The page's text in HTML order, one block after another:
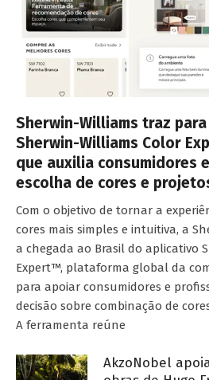
Sherwin-Williams traz
Sherwin-Williams Color
que auxilia consumidores
escolha de cores e
Com o objetivo de tornar a
cores mais simples e intuitiva, a
a chegada ao Brasil do aplicativo
Expert™, plataforma global da
para apoiar consumidores e
decisão sobre combinação de
A ferramenta reúne
AkzoNobel